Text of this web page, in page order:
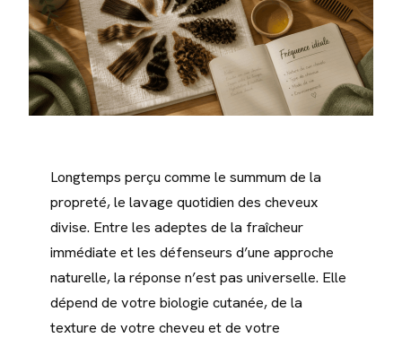
Longtemps perçu comme le summum de la
propreté, le lavage quotidien des cheveux
divise. Entre les adeptes de la fraîcheur
immédiate et les défenseurs d’une approche
naturelle, la réponse n’est pas universelle. Elle
dépend de votre biologie cutanée, de la
texture de votre cheveu et de votre